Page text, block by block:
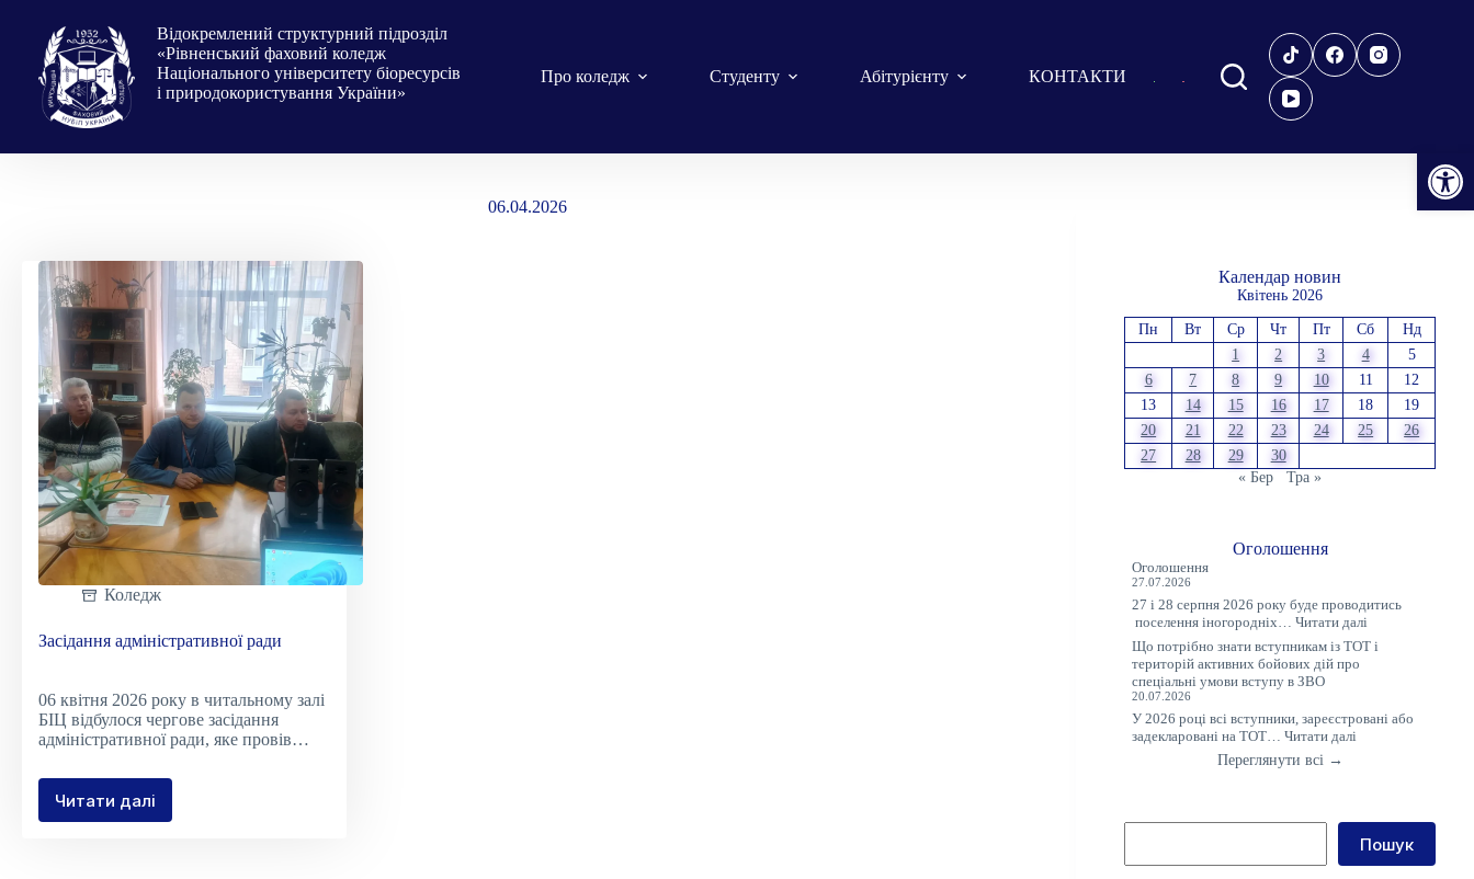
Відкрити Панель інструментів
вмісту
Відокремлений структурний підрозділ
«Рівненський фаховий коледж
Національного університету біоресурсів
і природокористування України»
Про коледж Студенту Абітурієнту КОНТАКТИ
06.04.2026
Коледж
Засідання адміністративної ради
06 квітня 2026 року в читальному залі
БІЦ відбулося чергове засідання
адміністративної ради, яке провів…
Читати далі
Засідання
Календар новин
Квітень 2026
Пн Вт Ср Чт Пт Сб
Нд
1
2 3 4
5
6
7 8 9 10 11
12
13
14 15 16 17 18
19
20
21 22 23 24 25
26
27
28 29
30
« Бер
Тра »
Оголошення
Оголошення
27.07.2026
27 і 28 серпня 2026 року буде проводитись
поселення іногородніх…Читати далі
Оголошення
Що потрібно знати вступникам із ТОТ і
територій активних бойових дій про
спеціальні умови вступу в ЗВО
20.07.2026
У 2026 році всі вступники, зареєстровані або
задекларовані на ТОТ…Читати далі
із
ТОТ
Переглянути всі →
Пошук